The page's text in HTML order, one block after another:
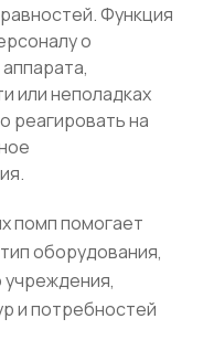
Функция
о
или неполадках
реагировать на
помп помогает
оборудования,
учреждения,
и потребностей